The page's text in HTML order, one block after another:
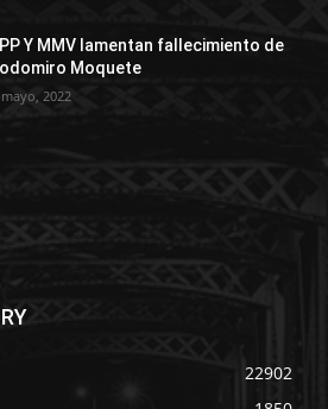
Y MMV lamentan fallecimiento de
Moquete
2022
22902